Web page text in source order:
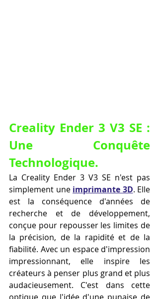
Creality Ender 3 V3 SE :
Une Conquête
Technologique.
La Creality Ender 3 V3 SE n'est pas
simplement une imprimante 3D. Elle
est la conséquence d'années de
recherche et de développement,
conçue pour repousser les limites de
la précision, de la rapidité et de la
fiabilité. Avec un espace d'impression
impressionnant, elle inspire les
créateurs à penser plus grand et plus
audacieusement. C'est dans cette